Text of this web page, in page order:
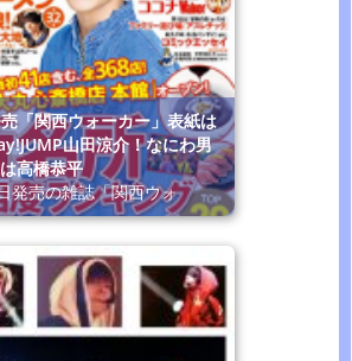
「関西ウォーカー」表紙は
山田涼介！なにわ男
高橋恭平
発売の雑誌「関西ウォ